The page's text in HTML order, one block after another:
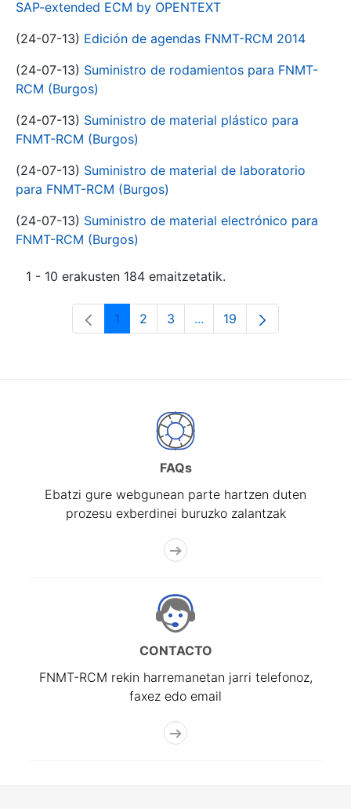
SAP-extended ECM by OPENTEXT
(24-07-13) Edición de agendas FNMT-RCM 2014
(24-07-13) Suministro de rodamientos para FNMT-
RCM (Burgos)
(24-07-13) Suministro de material plástico para
FNMT-RCM (Burgos)
(24-07-13) Suministro de material de laboratorio
para FNMT-RCM (Burgos)
(24-07-13) Suministro de material electrónico para
FNMT-RCM (Burgos)
1 - 10 erakusten 184 emaitzetatik.
Orrialdea
1 Orrialdea
2 Orrialdea
3 ...Intermediate Pages Use
Orrialdea
19
FAQs
Ebatzi gure webgunean parte hartzen duten
prozesu exberdinei buruzko zalantzak
CONTACTO
FNMT-RCM rekin harremanetan jarri telefonoz,
faxez edo email